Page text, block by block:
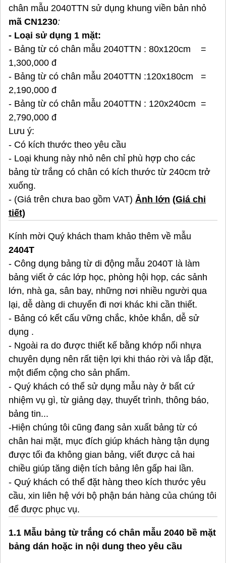
chân mẫu 2040TTN sử dụng khung viền bản nhỏ
mã CN1230:
- Loại sử dụng 1 mặt:
- Bảng từ có chân mẫu 2040TTN : 80x120cm =
1,300,000 đ
- Bảng từ có chân mẫu 2040TTN :120x180cm =
2,190,000 đ
- Bảng từ có chân mẫu 2040TTN : 120x240cm =
2,790,000 đ
Lưu ý:
- Có kích thước theo yêu cầu
- Loại khung này nhỏ nên chỉ phù hợp cho các
bảng từ trắng có chân có kích thước từ 240cm trở
xuống.
- (Giá trên chưa bao gồm VAT) Ảnh lớn (Giá chi
tiết)
Kính mời Quý khách tham khảo thêm về mẫu
2404T
- Công dụng bảng từ di động mẫu 2040T là làm
bảng viết ở các lớp học, phòng hội họp, các sảnh
lớn, nhà ga, sân bay, những nơi nhiều người qua
lại, dễ dàng di chuyển đi nơi khác khi cần thiết.
- Bảng có kết cấu vững chắc, khỏe khắn, dễ sử
dụng .
- Ngoài ra do được thiết kế bằng khớp nối nhựa
chuyên dụng nên rất tiện lợi khi tháo rời và lắp đặt,
một điểm cộng cho sản phẩm.
- Quý khách có thể sử dụng mẫu này ở bất cứ
nhiệm vụ gì, từ giảng dạy, thuyết trình, thông báo,
bảng tin...
-Hiện chúng tôi cũng đang sản xuất bảng từ có
chân hai mặt, mục đích giúp khách hàng tận dụng
được tối đa không gian bảng, viết được cả hai
chiều giúp tăng diện tích bảng lên gấp hai lần.
- Quý khách có thể đặt hàng theo kích thước yêu
cầu, xin liên hệ với bộ phận bán hàng của chúng tôi
để được phục vụ.
1.1 Mẫu bảng từ trắng có chân mẫu 2040 bề mặt
bảng dán hoặc in nội dung theo yêu cầu